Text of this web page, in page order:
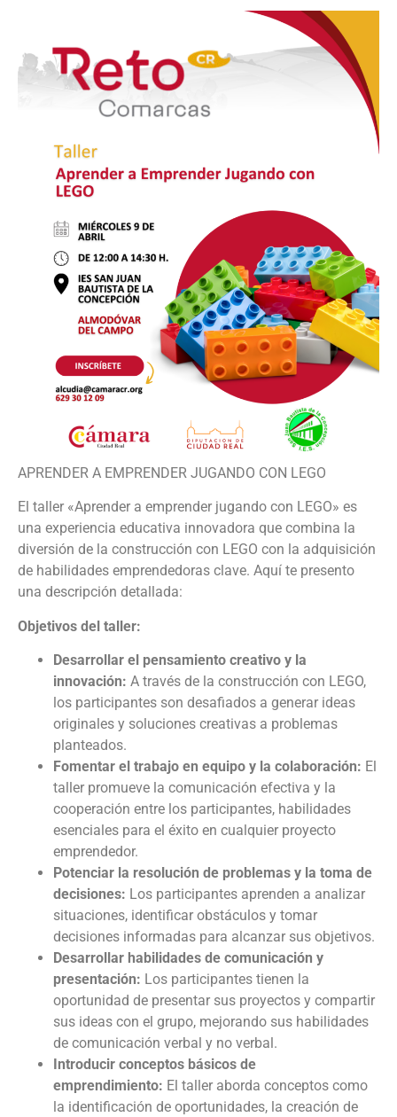
APRENDER A EMPRENDER JUGANDO CON LEGO
El taller «Aprender a emprender jugando con LEGO» es
una experiencia educativa innovadora que combina la
diversión de la construcción con LEGO con la adquisición
de habilidades emprendedoras clave. Aquí te presento
una descripción detallada:
Objetivos del taller:
Desarrollar el pensamiento creativo y la
innovación: A través de la construcción con LEGO,
los participantes son desafiados a generar ideas
originales y soluciones creativas a problemas
planteados.
Fomentar el trabajo en equipo y la colaboración: El
taller promueve la comunicación efectiva y la
cooperación entre los participantes, habilidades
esenciales para el éxito en cualquier proyecto
emprendedor.
Potenciar la resolución de problemas y la toma de
decisiones: Los participantes aprenden a analizar
situaciones, identificar obstáculos y tomar
decisiones informadas para alcanzar sus objetivos.
Desarrollar habilidades de comunicación y
presentación: Los participantes tienen la
oportunidad de presentar sus proyectos y compartir
sus ideas con el grupo, mejorando sus habilidades
de comunicación verbal y no verbal.
Introducir conceptos básicos de
emprendimiento: El taller aborda conceptos como
la identificación de oportunidades, la creación de